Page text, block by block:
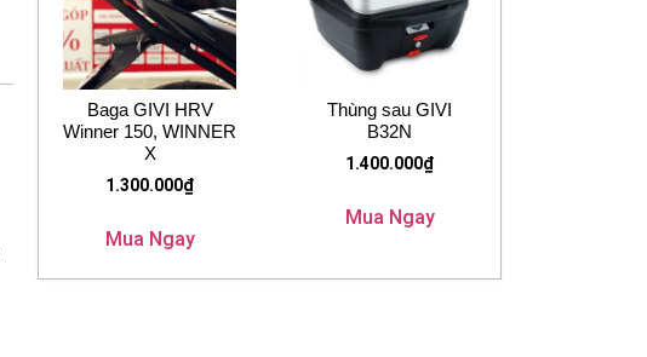
Baga GIVI HRV
Winner 150, WINNER
X
1.300.000₫
Mua Ngay
Thùng sau GIVI
B32N
1.400.000₫
Mua Ngay